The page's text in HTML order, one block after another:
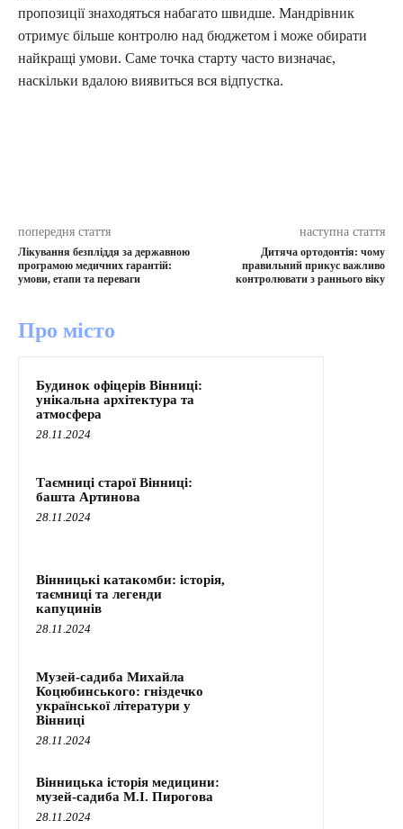
пропозиції знаходяться набагато швидше. Мандрівник
отримує більше контролю над бюджетом і може обирати
найкращі умови. Саме точка старту часто визначає,
наскільки вдалою виявиться вся відпустка.
попередня стаття
Лікування безпліддя за державною
програмою медичних гарантій:
умови, етапи та переваги
наступна стаття
Дитяча ортодонтія: чому
правильний прикус важливо
контролювати з раннього віку
Про місто
Будинок офіцерів Вінниці:
унікальна архітектура та
атмосфера
28.11.2024
Таємниці старої Вінниці:
башта Артинова
28.11.2024
Вінницькі катакомби: історія,
таємниці та легенди
капуцинів
28.11.2024
Музей-садиба Михайла
Коцюбинського: гніздечко
української літератури у
Вінниці
28.11.2024
Вінницька історія медицини:
музей-садиба М.І. Пирогова
28.11.2024